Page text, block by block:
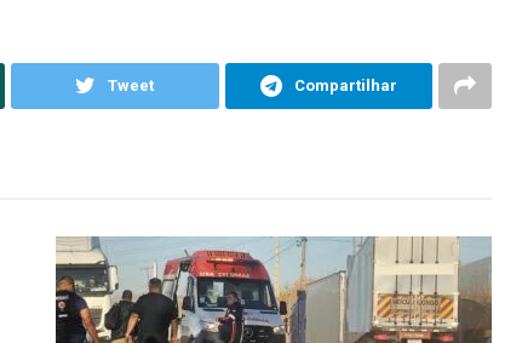
Tweet Compartilhar